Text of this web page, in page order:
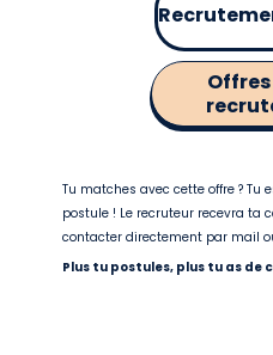
Tu matches avec cette offre ? Tu
postule ! Le recruteur recevra ta
contacter directement par mail
Plus tu postules, plus tu as de